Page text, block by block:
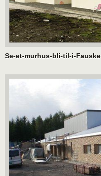
Se-et-murhus-bli-til-i-Fauske